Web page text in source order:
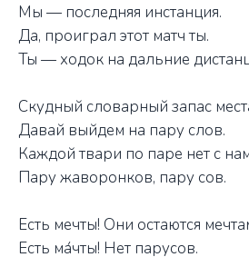
Мы — последняя инстанция.
Да, проиграл этот матч ты.
Ты — ходок на дальние
Скудный словарный запас
Давай выйдем на пару слов.
Каждой твари по паре нет с
Пару жаворонков, пару сов.
Есть мечты! Они остаются
Есть ма́чты! Нет парусов.